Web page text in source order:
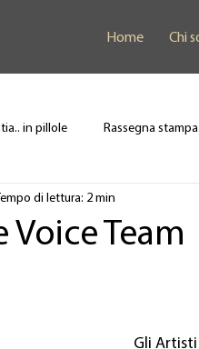
Home Chi
in pillole Rassegna stampa
Voice Team
di lettura: 2 min
Gli